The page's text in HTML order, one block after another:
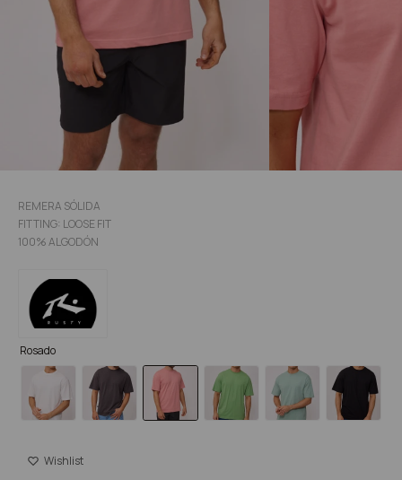
REMERA SÓLIDA
FITTING: LOOSE FIT
100% ALGODÓN
Rosado